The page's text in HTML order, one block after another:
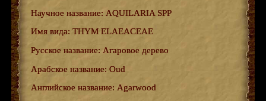
Научное название: AQUILARIA SPP
Имя вида: THYM ELAEACEAE
Русское название: Агаровое дерево
Арабское название: Oud
Английское название: Agarwood